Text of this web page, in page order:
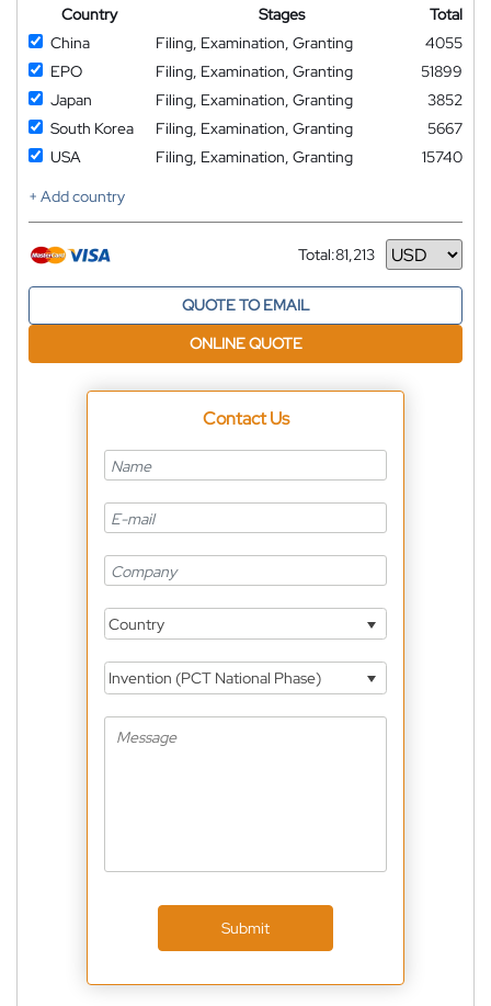
Country Stages
Total
China
Filing, Examination, Granting
4055
EPO
Filing, Examination, Granting
51899
Japan
Filing, Examination, Granting
3852
South Korea
Filing, Examination, Granting
5667
USA
Filing, Examination, Granting
15740
+ Add country
Total:81,213
Currency
QUOTE TO EMAIL
ONLINE QUOTE
Contact Us
Country
Invention (PCT National Phase)
Submit